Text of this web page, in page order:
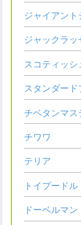
ジャイアント
ジャックラッ
スコティッシ
スタンダード
チベタンマス
チワワ
テリア
トイプードル
ドーベルマン